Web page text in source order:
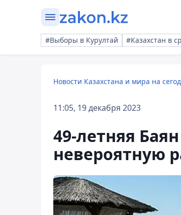
#Выборы в Курултай #Казахстан в
Новости Казахстана и мира на
11:05, 19 декабря 2023
49-летняя
невероятную